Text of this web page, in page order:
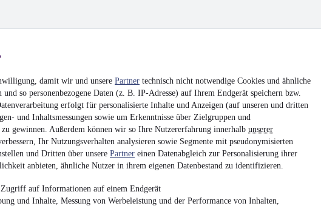
damit wir und unsere Partner technisch nicht notwendige Cookies und ähnliche
und so personenbezogene Daten (z. B. IP-Adresse) auf Ihrem Endgerät speichern bzw.
erfolgt für personalisierte Inhalte und Anzeigen (auf unseren und dritten
und Inhaltsmessungen sowie um Erkenntnisse über Zielgruppen und
gewinnen. Außerdem können wir so Ihre Nutzererfahrung innerhalb unserer
Ihr Nutzungsverhalten analysieren sowie Segmente mit pseudonymisierten
und Dritten über unsere Partner einen Datenabgleich zur Personalisierung ihrer
anbieten, ähnliche Nutzer in ihrem eigenen Datenbestand zu identifizieren.
auf Informationen auf einem Endgerät
und Inhalte, Messung von Werbeleistung und der Performance von Inhalten,